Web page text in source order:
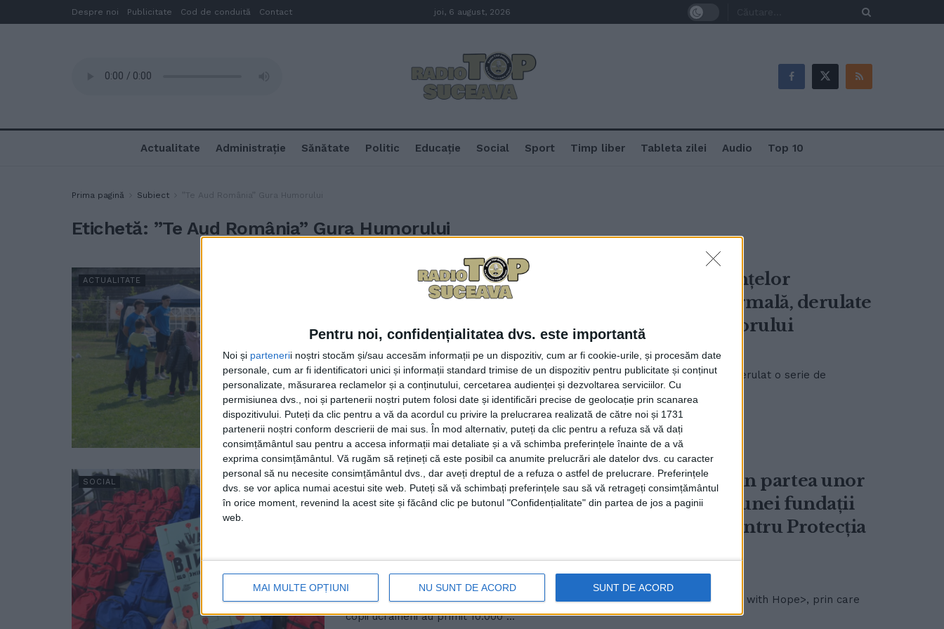
Pentru noi, confidențialitatea dvs. este importantă
Noi și partenerii noștri stocăm și/sau accesăm informații pe un dispozitiv, cum ar fi cookie-urile, și procesăm date
personale, cum ar fi identificatori unici și informații standard trimise de un dispozitiv pentru publicitate și conținut
personalizate, măsurarea reclamelor și a conținutului, cercetarea audienței și dezvoltarea serviciilor. Cu
permisiunea dvs., noi și partenerii noștri putem folosi date și identificări precise de geolocație prin scanarea
dispozitivului. Puteți da clic pentru a vă da acordul cu privire la prelucrarea realizată de către noi și 1731
partenerii noștri conform descrierii de mai sus. În mod alternativ, puteți da clic pentru a refuza să vă dați
consimțământul sau pentru a accesa informații mai detaliate și a vă schimba preferințele înainte de a vă
exprima consimțământul. Vă rugăm să rețineți că este posibil ca anumite prelucrări ale datelor dvs. cu caracter
personal să nu necesite consimțământul dvs., dar aveți dreptul de a refuza o astfel de prelucrare. Preferințele
dvs. se vor aplica numai acestui site web. Puteți să vă schimbați preferințele sau să vă retrageți consimțământul
în orice moment, revenind la acest site și făcând clic pe butonul "Confidențialitate" din partea de jos a paginii
web.
MAI MULTE OPȚIUNI NU SUNT DE ACORD SUNT DE ACORD
Despre noi Publicitate Cod de conduită Contact joi, 6 august, 2026
Actualitate Administrație Sănătate Politic Educație Social Sport Timp liber Tableta zilei Audio Top 10
Prima pagină Subiect ”Te Aud România” Gura Humorului
Etichetă: ”Te Aud România” Gura Humorului
ACTUALITATE
Activități sportive și de dezvoltare a competențelor
lingvistice, și șase ateliere de educație non-formală, derulate
de fundația ”Te Aud România” din Gura Humorului
În perioada aprilie - iulie, Fundația <Te Aud România> din Gura Humorului a derulat o serie de
intervenții de integrare ...
SOCIAL
10.000 de rucsacuri pentru copii ucraineni din partea unor
edituri din Marea Britanie, prin intermediul unei fundații
din Gura Humorului, cu sprijinul Direcției pentru Protecția
7 SEPTEMBRIE, 2022
Fundația <Te Aud România> din Gura Humorului a finalizat campania <Packed with Hope>, prin care
copii ucraineni au primit 10.000 ...